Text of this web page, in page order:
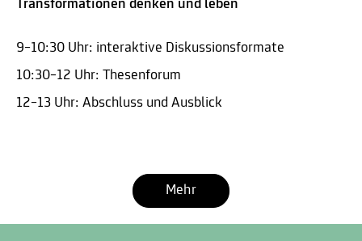
Transformationen denken und leben
9–10:30 Uhr: interaktive Diskussionsformate
10:30–12 Uhr: Thesenforum
12–13 Uhr: Abschluss und Ausblick
Mehr